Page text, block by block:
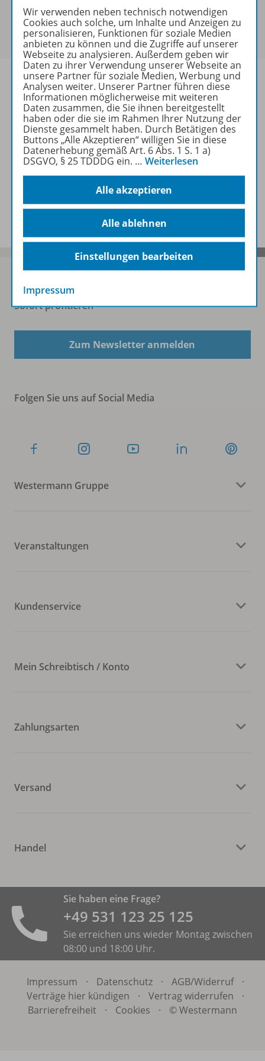
Sie haben ein passendesSpar-Paket?
Um den für Sie gültigen Preis zu sehen,melden Sie
sich bitte an.
Informationen
Weitere Inhalte der Ausgabe
Spar-Pakete
Sofort profitieren
Zum Newsletter anmelden
Folgen Sie uns auf Social Media
Westermann Gruppe
Veranstaltungen
Kundenservice
Mein Schreibtisch / Konto
Zahlungsarten
Versand
Handel
Sie haben eine Frage?
+49 531 ­123 25 125
Sie erreichen uns wieder Montag zwischen
08:00 und 18:00 Uhr.
Impressum · Datenschutz · AGB/Widerruf
·
Verträge hier kündigen
· Vertrag widerrufen
·
Barrierefreiheit
· Cookies · © Westermann
Wir verwenden neben technisch notwendigen
Cookies auch solche, um Inhalte und Anzeigen zu
personalisieren, Funktionen für soziale Medien
anbieten zu können und die Zugriffe auf unserer
Webseite zu analysieren. Außerdem geben wir
Daten zu ihrer Verwendung unserer Webseite an
unsere Partner für soziale Medien, Werbung und
Analysen weiter. Unserer Partner führen diese
Informationen möglicherweise mit weiteren
Daten zusammen, die Sie ihnen bereitgestellt
haben oder die sie im Rahmen Ihrer Nutzung der
Dienste gesammelt haben. Durch Betätigen des
Buttons „Alle Akzeptieren“ willigen Sie in diese
Datenerhebung gemäß Art. 6 Abs. 1 S. 1 a)
DSGVO, § 25 TDDDG ein. … Weiterlesen
Alle akzeptieren
Alle ablehnen
Einstellungen bearbeiten
Impressum